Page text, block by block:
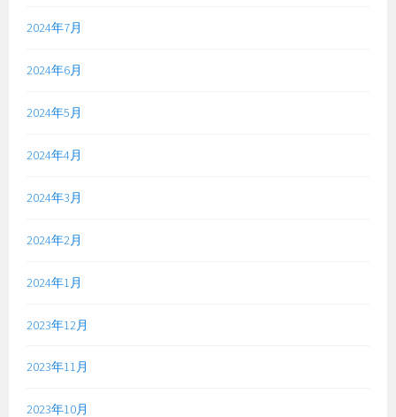
2024年7月
2024年6月
2024年5月
2024年4月
2024年3月
2024年2月
2024年1月
2023年12月
2023年11月
2023年10月